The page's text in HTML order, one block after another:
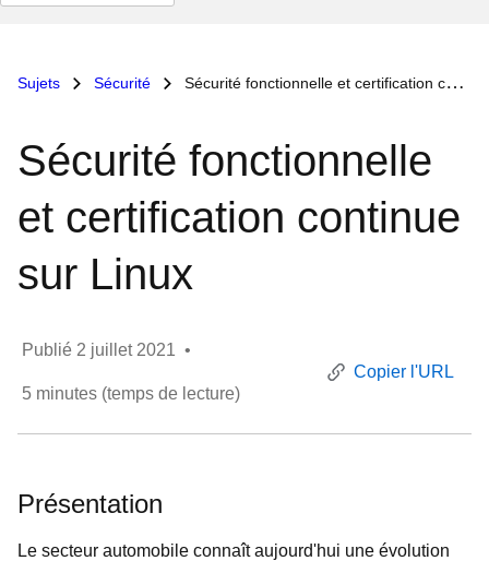
la
Sujets Sécurité Sécurité fonctionnelle et certification continue sur Linux
Sécurité fonctionnelle
et certification continue
sur Linux
Publié 2 juillet 2021 •
5 minutes (temps de lecture)
Copier l'URL
Présentation
Le secteur automobile connaît aujourd'hui une évolution